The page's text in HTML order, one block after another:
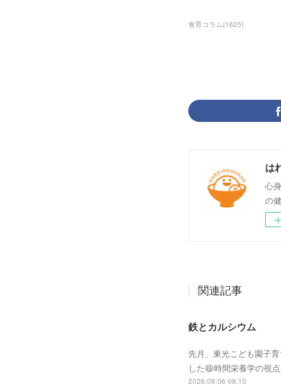
食育コラム(1625)
は
心
の
関連記事
鉄とカルシウム
先月、東光こども園子
した😄時間栄養学の視
2026.08.06 09:10